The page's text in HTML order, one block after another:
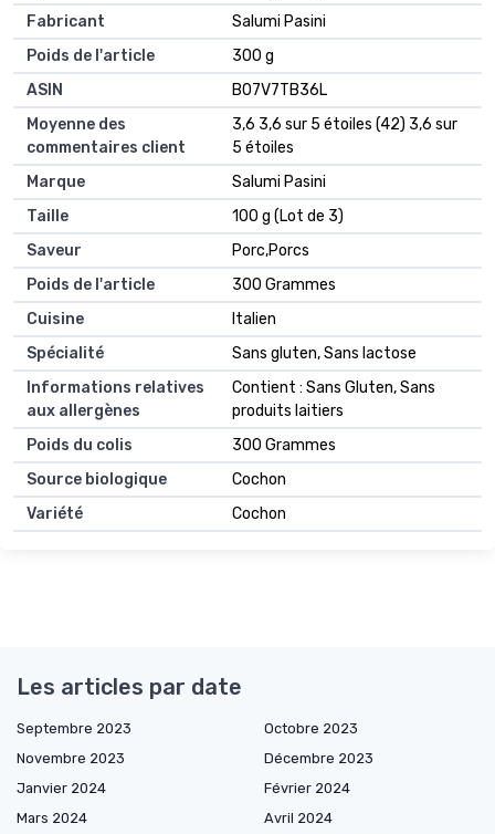
Fabricant
‎Salumi Pasini
Poids de l'article
‎300 g
ASIN
B07V7TB36L
Moyenne des
commentaires client
3,6 3,6 sur 5 étoiles (42) 3,6 sur
5 étoiles
Marque
Salumi Pasini
Taille
100 g (Lot de 3)
Saveur
Porc,Porcs
Poids de l'article
300 Grammes
Cuisine
Italien
Spécialité
Sans gluten, Sans lactose
Informations relatives
aux allergènes
Contient : Sans Gluten, Sans
produits laitiers
Poids du colis
300 Grammes
Source biologique
Cochon
Variété
Cochon
Les articles par date
Septembre 2023
Octobre 2023
Novembre 2023
Décembre 2023
Janvier 2024
Février 2024
Mars 2024
Avril 2024